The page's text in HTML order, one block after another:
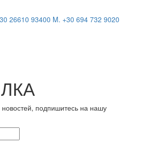
26610 93400 M. +30 694 732 9020
новостей, подпишитесь на нашу